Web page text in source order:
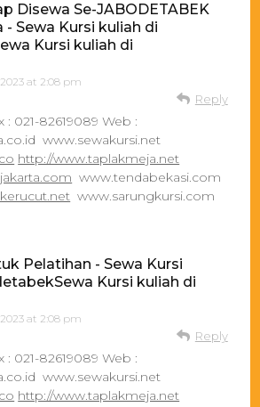
Disewa Se-JABODETABEK
- Sewa Kursi kuliah di
Kursi kuliah di
at 2:08 pm
Reply
: 021-82619089 Web :
www.sewakursi.net
http://www.taplakmeja.net
www.tendabekasi.com
www.sarungkursi.com
Pelatihan - Sewa Kursi
Kursi kuliah di
at 2:08 pm
Reply
: 021-82619089 Web :
www.sewakursi.net
http://www.taplakmeja.net